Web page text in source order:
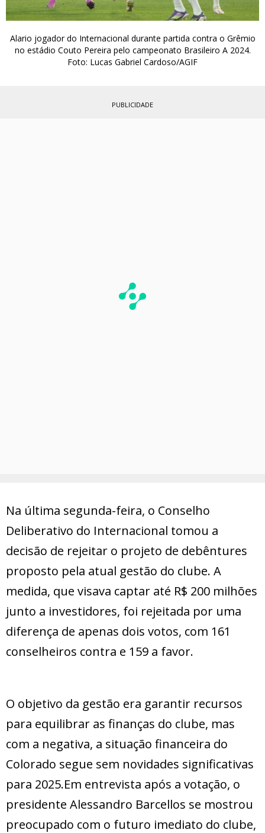
Alario jogador do Internacional durante partida contra o Grêmio
no estádio Couto Pereira pelo campeonato Brasileiro A 2024.
Foto: Lucas Gabriel Cardoso/AGIF
PUBLICIDADE
Na última segunda-feira, o Conselho
Deliberativo do Internacional tomou a
decisão de rejeitar o projeto de debêntures
proposto pela atual gestão do clube. A
medida, que visava captar até R$ 200 milhões
junto a investidores, foi rejeitada por uma
diferença de apenas dois votos, com 161
conselheiros contra e 159 a favor.
O objetivo da gestão era garantir recursos
para equilibrar as finanças do clube, mas
com a negativa, a situação financeira do
Colorado segue sem novidades significativas
para 2025.Em entrevista após a votação, o
presidente Alessandro Barcellos se mostrou
preocupado com o futuro imediato do clube,